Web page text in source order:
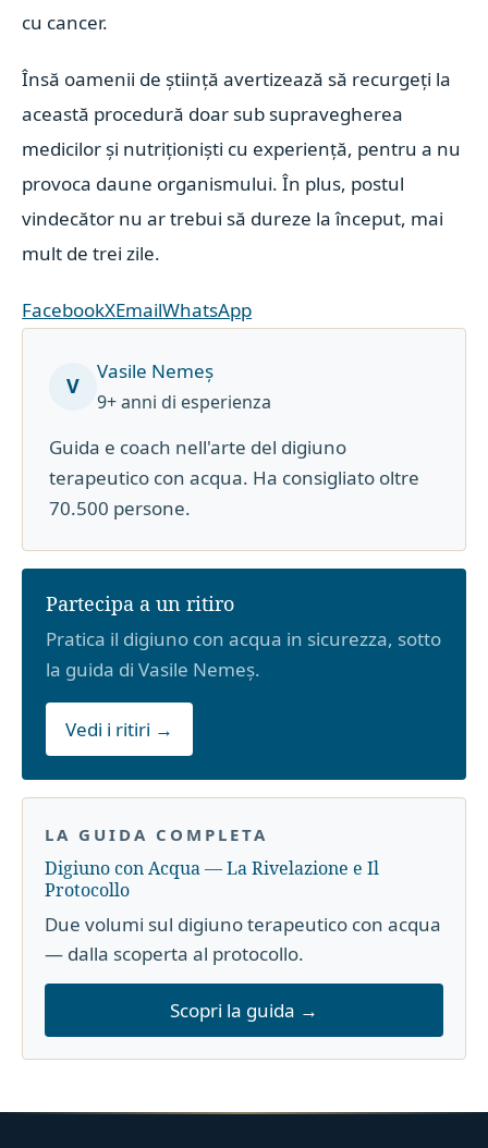
cu cancer.
Însă oamenii de știință avertizează să recurgeți la
această procedură doar sub supravegherea
medicilor și nutriționiști cu experiență, pentru a nu
provoca daune organismului. În plus, postul
vindecător nu ar trebui să dureze la început, mai
mult de trei zile.
FacebookXEmailWhatsApp
V
Vasile Nemeș
9+ anni di esperienza
Guida e coach nell'arte del digiuno
terapeutico con acqua. Ha consigliato oltre
70.500 persone.
Partecipa a un ritiro
Pratica il digiuno con acqua in sicurezza, sotto
la guida di Vasile Nemeș.
Vedi i ritiri →
LA GUIDA COMPLETA
Digiuno con Acqua — La Rivelazione e Il
Protocollo
Due volumi sul digiuno terapeutico con acqua
— dalla scoperta al protocollo.
Scopri la guida →